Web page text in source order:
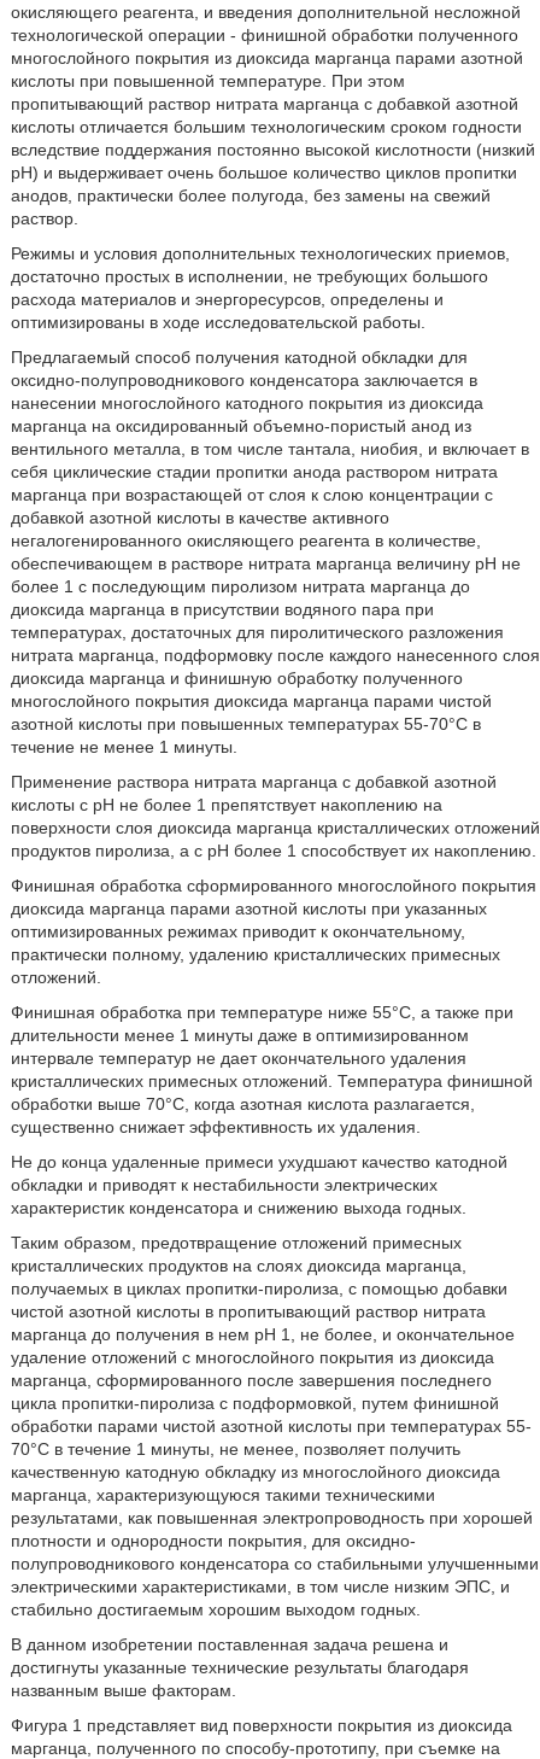
окисляющего реагента, и введения дополнительной несложной
технологической операции - финишной обработки полученного
многослойного покрытия из диоксида марганца парами азотной
кислоты при повышенной температуре. При этом
пропитывающий раствор нитрата марганца с добавкой азотной
кислоты отличается большим технологическим сроком годности
вследствие поддержания постоянно высокой кислотности (низкий
рН) и выдерживает очень большое количество циклов пропитки
анодов, практически более полугода, без замены на свежий
раствор.
Режимы и условия дополнительных технологических приемов,
достаточно простых в исполнении, не требующих большого
расхода материалов и энергоресурсов, определены и
оптимизированы в ходе исследовательской работы.
Предлагаемый способ получения катодной обкладки для
оксидно-полупроводникового конденсатора заключается в
нанесении многослойного катодного покрытия из диоксида
марганца на оксидированный объемно-пористый анод из
вентильного металла, в том числе тантала, ниобия, и включает в
себя циклические стадии пропитки анода раствором нитрата
марганца при возрастающей от слоя к слою концентрации с
добавкой азотной кислоты в качестве активного
негалогенированного окисляющего реагента в количестве,
обеспечивающем в растворе нитрата марганца величину рН не
более 1 с последующим пиролизом нитрата марганца до
диоксида марганца в присутствии водяного пара при
температурах, достаточных для пиролитического разложения
нитрата марганца, подформовку после каждого нанесенного слоя
диоксида марганца и финишную обработку полученного
многослойного покрытия диоксида марганца парами чистой
азотной кислоты при повышенных температурах 55-70°С в
течение не менее 1 минуты.
Применение раствора нитрата марганца с добавкой азотной
кислоты с рН не более 1 препятствует накоплению на
поверхности слоя диоксида марганца кристаллических отложений
продуктов пиролиза, а с рН более 1 способствует их накоплению.
Финишная обработка сформированного многослойного покрытия
диоксида марганца парами азотной кислоты при указанных
оптимизированных режимах приводит к окончательному,
практически полному, удалению кристаллических примесных
отложений.
Финишная обработка при температуре ниже 55°С, а также при
длительности менее 1 минуты даже в оптимизированном
интервале температур не дает окончательного удаления
кристаллических примесных отложений. Температура финишной
обработки выше 70°С, когда азотная кислота разлагается,
существенно снижает эффективность их удаления.
Не до конца удаленные примеси ухудшают качество катодной
обкладки и приводят к нестабильности электрических
характеристик конденсатора и снижению выхода годных.
Таким образом, предотвращение отложений примесных
кристаллических продуктов на слоях диоксида марганца,
получаемых в циклах пропитки-пиролиза, с помощью добавки
чистой азотной кислоты в пропитывающий раствор нитрата
марганца до получения в нем рН 1, не более, и окончательное
удаление отложений с многослойного покрытия из диоксида
марганца, сформированного после завершения последнего
цикла пропитки-пиролиза с подформовкой, путем финишной
обработки парами чистой азотной кислоты при температурах 55-
70°С в течение 1 минуты, не менее, позволяет получить
качественную катодную обкладку из многослойного диоксида
марганца, характеризующуюся такими техническими
результатами, как повышенная электропроводность при хорошей
плотности и однородности покрытия, для оксидно-
полупроводникового конденсатора со стабильными улучшенными
электрическими характеристиками, в том числе низким ЭПС, и
стабильно достигаемым хорошим выходом годных.
В данном изобретении поставленная задача решена и
достигнуты указанные технические результаты благодаря
названным выше факторам.
Фигура 1 представляет вид поверхности покрытия из диоксида
марганца, полученного по способу-прототипу, при съемке на